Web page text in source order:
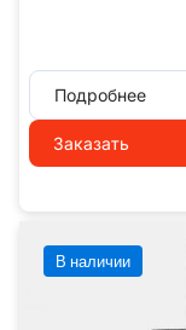
Подробнее
Заказать
В наличии